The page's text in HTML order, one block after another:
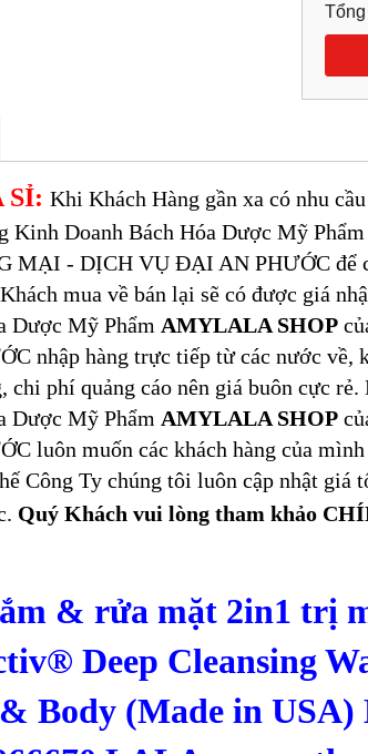
MUA NGAY
SỈ: Khi Khách Hàng gần xa có nhu
Kinh Doanh Bách Hóa Dược Mỹ Phẩm
MẠI - DỊCH VỤ ĐẠI AN PHƯỚC để
mua về bán lại sẽ có được giá
Dược Mỹ Phẩm AMYLALA SHOP
nhập hàng trực tiếp từ các nước về,
chi phí quảng cáo nên giá buôn cực
Dược Mỹ Phẩm AMYLALA SHOP
luôn muốn các khách hàng của
Công Ty chúng tôi luôn cập nhật giá
Quý Khách vui lòng tham khảo
& rửa mặt 2in1 trị
Deep Cleansing
Body (Made in USA)